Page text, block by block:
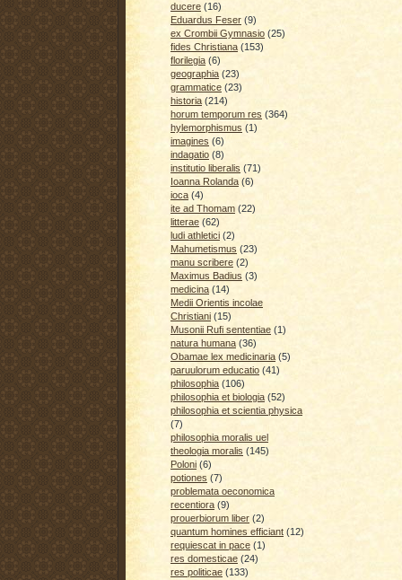
ducere (16)
Eduardus Feser (9)
ex Crombii Gymnasio (25)
fides Christiana (153)
florilegia (6)
geographia (23)
grammatice (23)
historia (214)
horum temporum res (364)
hylemorphismus (1)
imagines (6)
indagatio (8)
institutio liberalis (71)
Ioanna Rolanda (6)
ioca (4)
ite ad Thomam (22)
litterae (62)
ludi athletici (2)
Mahumetismus (23)
manu scribere (2)
Maximus Badius (3)
medicina (14)
Medii Orientis incolae
Christiani (15)
Musonii Rufi sententiae (1)
natura humana (36)
Obamae lex medicinaria (5)
paruulorum educatio (41)
philosophia (106)
philosophia et biologia (52)
philosophia et scientia physica
(7)
philosophia moralis uel
theologia moralis (145)
Poloni (6)
potiones (7)
problemata oeconomica
recentiora (9)
prouerbiorum liber (2)
quantum homines efficiant (12)
requiescat in pace (1)
res domesticae (24)
res politicae (133)